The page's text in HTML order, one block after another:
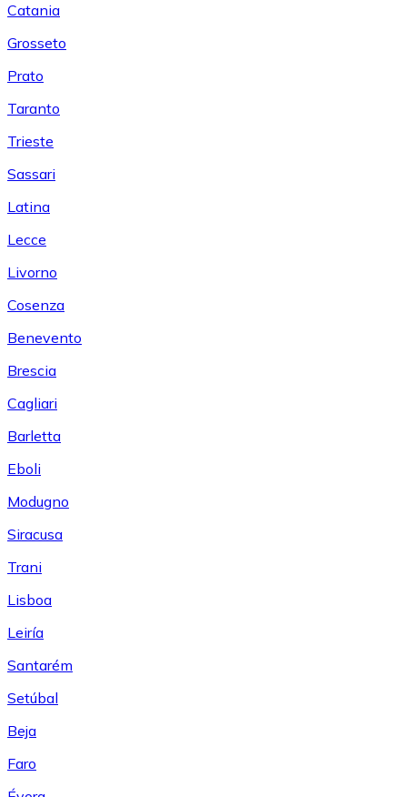
Catania
Grosseto
Prato
Taranto
Trieste
Sassari
Latina
Lecce
Livorno
Cosenza
Benevento
Brescia
Cagliari
Barletta
Eboli
Modugno
Siracusa
Trani
Lisboa
Leiría
Santarém
Setúbal
Beja
Faro